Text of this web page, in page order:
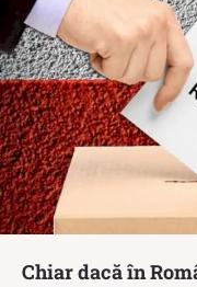
Chiar dacă în